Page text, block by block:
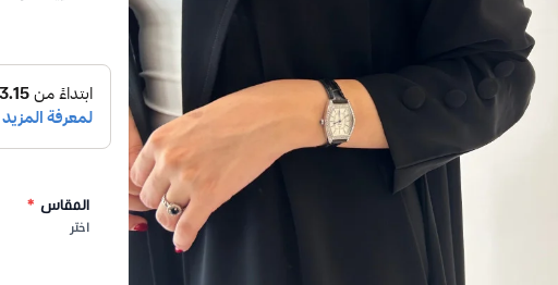
المقاس *
اختر